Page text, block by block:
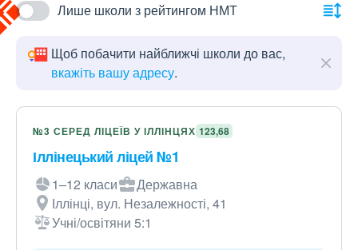
Лише школи з рейтингом НМТ
Щоб побачити найближчі школи до вас,
вкажіть вашу адресу.
№3 СЕРЕД ЛІЦЕЇВ У ІЛЛІНЦЯХ 123,68
Іллінецький ліцей №1
1–12 класи
Державна
Іллінці, вул. Незалежності, 41
Учні/освітяни 5:1